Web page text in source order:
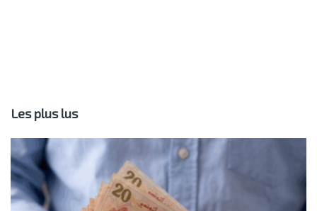
Les plus lus